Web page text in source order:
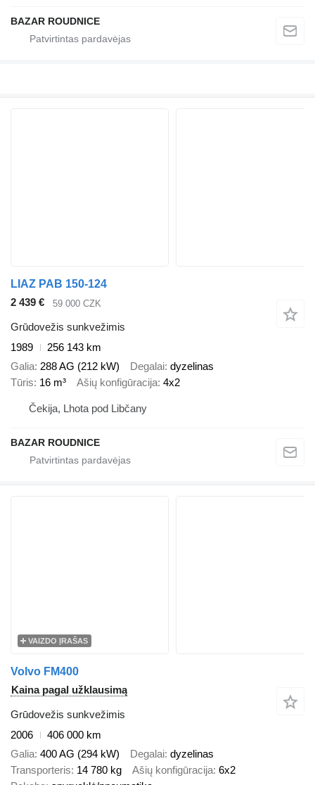
BAZAR ROUDNICE
LIAZ PAB 150-124
2 439 €
59 000 CZK
Grūdovežis sunkvežimis
1989
256 143 km
Galia 288 AG (212 kW) Degalai dyzelinas
Tūris 16 m³ Ašių konfigūracija 4x2
Čekija, Lhota pod Libčany
BAZAR ROUDNICE
VAIZDO ĮRAŠAS
Volvo FM400
Kaina pagal užklausimą
Grūdovežis sunkvežimis
2006
406 000 km
Galia 400 AG (294 kW) Degalai dyzelinas
Transporteris 14 780 kg Ašių konfigūracija 6x2